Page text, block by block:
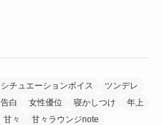
シチュエーションボイス
ツンデレ
告白 女性優位 寝かしつけ
年上
甘々
甘々ラウンジnote